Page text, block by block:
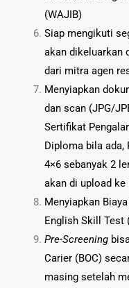
(WAJIB)
Siap mengikuti
akan dikeluarkan
dari mitra agen
Menyiapkan
dan scan (JPG/
Sertifikat
Diploma bila ada,
4×6 sebanyak 2
akan di upload
Menyiapkan
English Skill Test
Pre-Screening
Carier (BOC)
masing setelah